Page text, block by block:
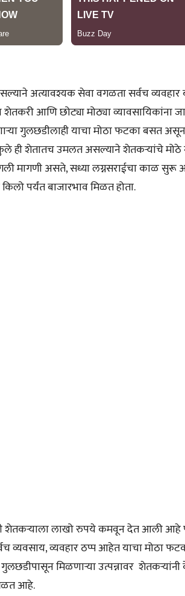
अत्यावश्यक सेवा वगळता सर्वच
आणि छोट्या मोठ्या व्यावसायिकांना
गुलछडीलाही याचा मोठा फटका बसत
ही शेतातच उमलत असल्याने शेतकऱ्यांचे
मागणी असते, सध्या लग्नसराईचा काळ सुरू
पर्यंत बाजारभाव मिळत होता.
शेतकऱ्याला लाखो रुपये कमवून देत आली आहे
व्यवहार ठप्प आहेत याचा मोठा
मिळणाऱ्या उत्पन्नावर
आहे.